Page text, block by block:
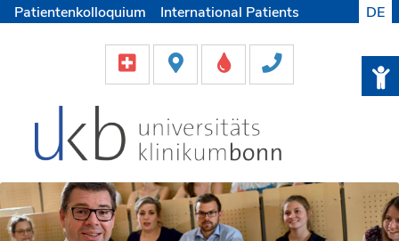
Patientenkolloquium
International Patients
Helfen & Spenden
Medien
DE